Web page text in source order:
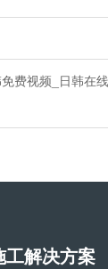
费视频_日韩在
工解决方案